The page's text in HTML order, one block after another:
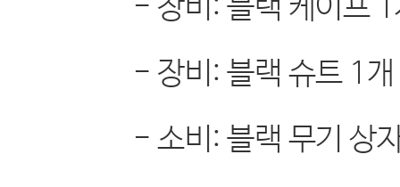
- 장비 :블랙 케이프1
- 장비 :블랙 슈트1 개
-소비 :블랙 무기 상